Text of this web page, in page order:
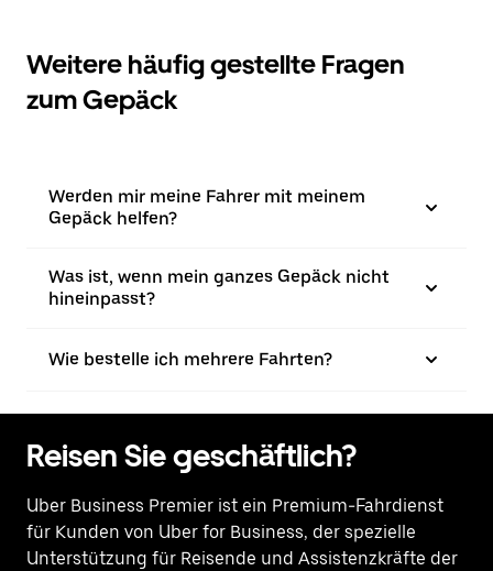
Weitere häufig gestellte Fragen
zum Gepäck
Werden mir meine Fahrer mit meinem
Gepäck helfen?
Was ist, wenn mein ganzes Gepäck nicht
hineinpasst?
Wie bestelle ich mehrere Fahrten?
Reisen Sie geschäftlich?
Uber Business Premier ist ein Premium-Fahrdienst
für Kunden von Uber for Business, der spezielle
Unterstützung für Reisende und Assistenzkräfte der